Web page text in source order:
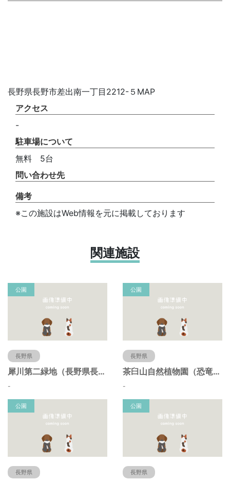
長野県長野市差出南一丁目2212-５MAP
アクセス
-
駐車場について
無料 5台
問い合わせ先
備考
※この施設はWeb情報を元に掲載しております
関連施設
公園
長野県
犀川第二緑地（長野県長野市）
-
公園
長野県
茶臼山自然植物園（恐竜園）（長野県長野市）
-
公園
長野県
公園
長野県